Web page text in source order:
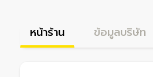
หน้าร้าน ข้อมูลบริษัท